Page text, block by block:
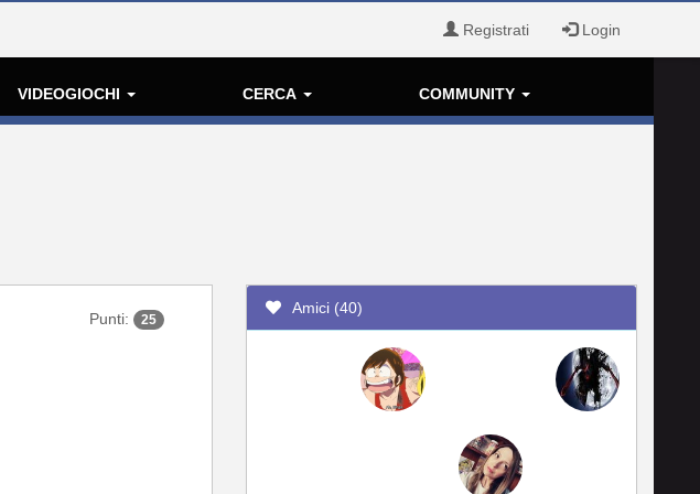
Registrati Login
VIDEOGIOCHI CERCA COMMUNITY
Punti: 25
Amici (40)